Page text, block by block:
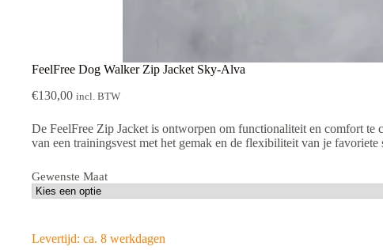
FeelFree Dog Walker Zip Jacket Sky-Alva
€130,00 incl. BTW
De FeelFree Zip Jacket is ontworpen om functionaliteit en comfort te
van een trainingsvest met het gemak en de flexibiliteit van je favoriete
Gewenste Maat
Levertijd: ca. 8 werkdagen